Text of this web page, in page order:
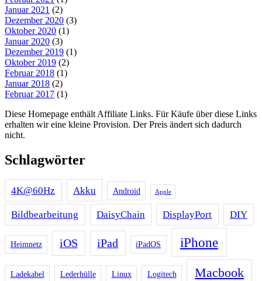
Januar 2021 (2)
Dezember 2020 (3)
Oktober 2020 (1)
Januar 2020 (3)
Dezember 2019 (1)
Oktober 2019 (2)
Februar 2018 (1)
Januar 2018 (2)
Februar 2017 (1)
Diese Homepage enthält Affiliate Links. Für Käufe über diese Links
erhalten wir eine kleine Provision. Der Preis ändert sich dadurch
nicht.
Schlagwörter
4K@60Hz Akku Android Apple
Bildbearbeitung DaisyChain DisplayPort DIY
Heimnetz iOS iPad iPadOS iPhone
Ladekabel Lederhülle Linux Logitech Macbook